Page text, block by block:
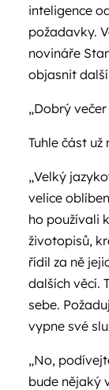
inteligence
požadavky.
novináře
objasnit
„Dobrý
Tuhle část
„Velký
velice
ho používali
životopisů,
řídil za ně
dalších věcí.
sebe.
vypne své
„No,
bude nějaký